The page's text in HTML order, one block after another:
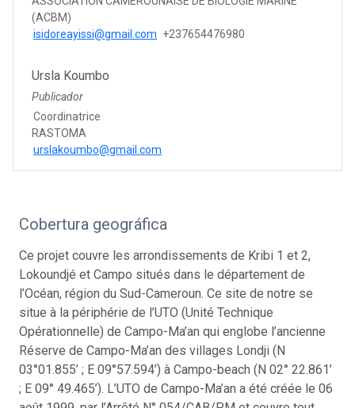
(ACBM)
isidoreayissi@gmail.com +237654476980
Ursla Koumbo
Publicador
Coordinatrice
RASTOMA
urslakoumbo@gmail.com
Cobertura geográfica
Ce projet couvre les arrondissements de Kribi 1 et 2,
Lokoundjé et Campo situés dans le département de
l’Océan, région du Sud-Cameroun. Ce site de notre se
situe à la périphérie de l’UTO (Unité Technique
Opérationnelle) de Campo-Ma’an qui englobe l’ancienne
Réserve de Campo-Ma’an des villages Londji (N
03°01.855’ ; E 09°57.594’) à Campo-beach (N 02° 22.861’
; E 09° 49.465’). L’UTO de Campo-Ma’an a été créée le 06